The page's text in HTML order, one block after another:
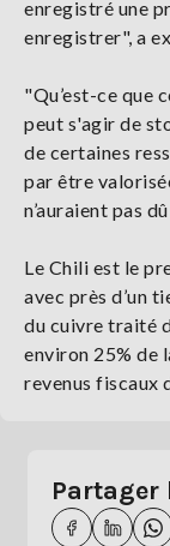
enregistré une
enregistrer", a
"Qu’est-ce que
peut s'agir de
de certaines
par être
n’auraient pas
Le Chili est le
avec près d’un
du cuivre traité
environ 25% de
revenus fiscaux
Partager